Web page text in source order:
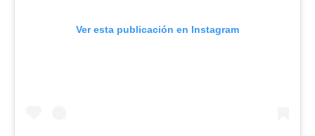
Ver esta publicación en Instagram